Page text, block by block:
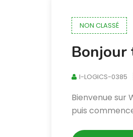
NON CLASSÉ
Bonjour
I-LOGICS-0385
Bienvenue sur
puis